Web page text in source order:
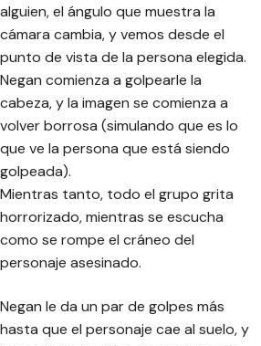
alguien, el ángulo que muestra la
cámara cambia, y vemos desde el
punto de vista de la persona elegida.
Negan comienza a golpearle la
cabeza, y la imagen se comienza a
volver borrosa (simulando que es lo
que ve la persona que está siendo
golpeada).
Mientras tanto, todo el grupo grita
horrorizado, mientras se escucha
como se rompe el cráneo del
personaje asesinado.
Negan le da un par de golpes más
hasta que el personaje cae al suelo, y